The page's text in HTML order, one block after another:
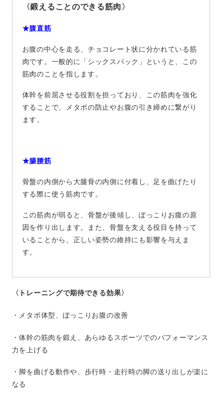
〈鍛えることのできる筋肉〉
★腹直筋
お腹の中心を走る、チョコレート状に分かれている筋
肉です。一般的に「シックスパック」というと、この
筋肉のことを指します。
体幹を前屈させる役割を担っており、この筋肉を強化
することで、メタボの防止やお腹の引き締めに繋がり
ます。
★腸腰筋
骨盤の内側から大腿骨の内側に付着し、足を曲げたり
する際に使う筋肉です。
この筋肉が弱ると、骨盤が後傾し、ぽっこりお腹の原
因を作り出します。また、骨盤を支える役目を持って
いることから、正しい姿勢の維持にも影響を与えま
す。
〈トレーニングで期待できる効果〉
・メタボ体型、ぽっこりお腹の改善
・体幹の筋肉を鍛え、あらゆるスポーツでのパフォーマンス
力を上げる
・脚を曲げる動作や、歩行時・走行時の脚の送り出しが楽に
なる